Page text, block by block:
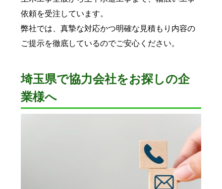
依頼を受注しています。
弊社では、真摯な対応かつ明確な見積もり内容の
ご提示を徹底しているのでご安心ください。
埼玉県で協力会社をお探しの企
業様へ